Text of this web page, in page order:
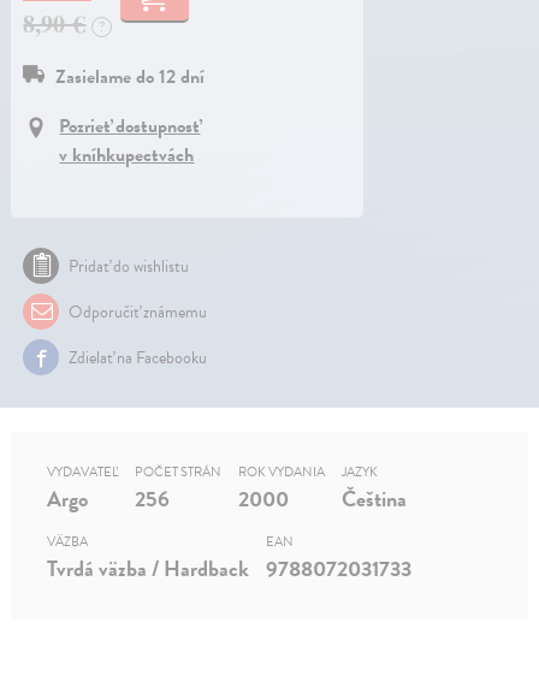
8,90 €
?
Zasielame do 12 dní
Pozrieť dostupnosť
v kníhkupectvách
Pridať do wishlistu
Odporučiť známemu
Zdielať na Facebooku
VYDAVATEĽ
Argo
POČET STRÁN
256
ROK VYDANIA
2000
JAZYK
Čeština
VÄZBA
Tvrdá väzba / Hardback
EAN
9788072031733